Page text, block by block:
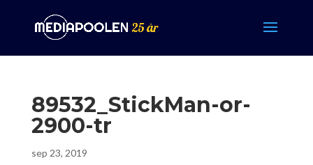
89532_StickMan-or-
2900-tr
sep 23, 2019